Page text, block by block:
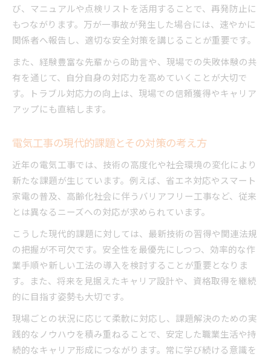
び、マニュアルや点検リストを活用することで、再発防止に
もつながります。万が一事故が発生した場合には、速やかに
関係者へ報告し、適切な安全対策を講じることが重要です。
また、経験豊富な先輩からの助言や、現場での失敗体験の共
有を通じて、自分自身の対応力を高めていくことが大切で
す。トラブル対応力の向上は、現場での信頼獲得やキャリア
アップにも直結します。
電気工事の現代的課題とその対策の考え方
近年の電気工事では、技術の高度化や社会環境の変化により
新たな課題が生じています。例えば、省エネ対応やスマート
家電の普及、高齢化社会に伴うバリアフリー工事など、従来
とは異なるニーズへの対応が求められています。
こうした現代的課題に対しては、最新技術の習得や関連法規
の把握が不可欠です。安全性を最優先にしつつ、効率的な作
業手順や新しい工法の導入を検討することが重要となりま
す。また、将来を見据えたキャリア設計や、資格取得を継続
的に目指す姿勢も大切です。
現場ごとの状況に応じて柔軟に対応し、課題解決のための実
践的なノウハウを積み重ねることで、安定した職業生活や持
続的なキャリア形成につながります。常に学び続ける意識を